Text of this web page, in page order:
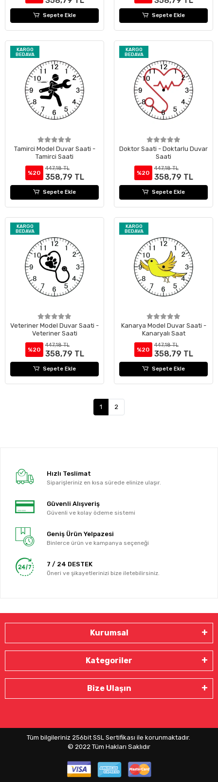
Sepete Ekle Sepete Ekle
KARGO
BEDAVA
Tamirci Model Duvar Saati -
Tamirci Saati
%20
447,18 TL
358,79 TL
Sepete Ekle
KARGO
BEDAVA
Doktor Saati - Doktarlu Duvar
Saati
%20
447,18 TL
358,79 TL
Sepete Ekle
KARGO
BEDAVA
Veteriner Model Duvar Saati -
Veteriner Saati
%20
447,18 TL
358,79 TL
Sepete Ekle
KARGO
BEDAVA
Kanarya Model Duvar Saati -
Kanaryalı Saat
%20
447,18 TL
358,79 TL
Sepete Ekle
1 2
Hızlı Teslimat
Siparişleriniz en kısa sürede elinize ulaşır.
Güvenli Alışveriş
Güvenli ve kolay ödeme sistemi
Geniş Ürün Yelpazesi
Binlerce ürün ve kampanya seçeneği
7 / 24 DESTEK
Öneri ve şikayetlerinizi bize iletebilirsiniz.
Kurumsal
Kategoriler
Bize Ulaşın
Tüm bilgileriniz 256bit SSL Sertifikası ile korunmaktadır.
© 2022 Tüm Hakları Saklıdır